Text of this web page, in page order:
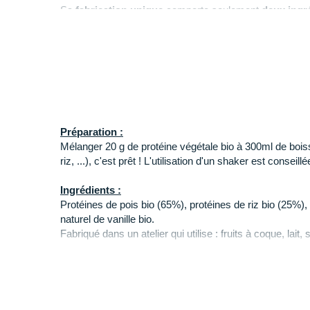
Sa fabrication unique comporte seulement deux
Préparation :
Mélanger 20 g de protéine végétale bio à 300ml de
riz, ...), c'est prêt ! L'utilisation d'un shaker est
Ingrédients :
Protéines de pois bio (65%), protéines de riz bio
naturel de vanille bio.
Fabriqué dans un atelier qui utilise : fruits à coque, lait,